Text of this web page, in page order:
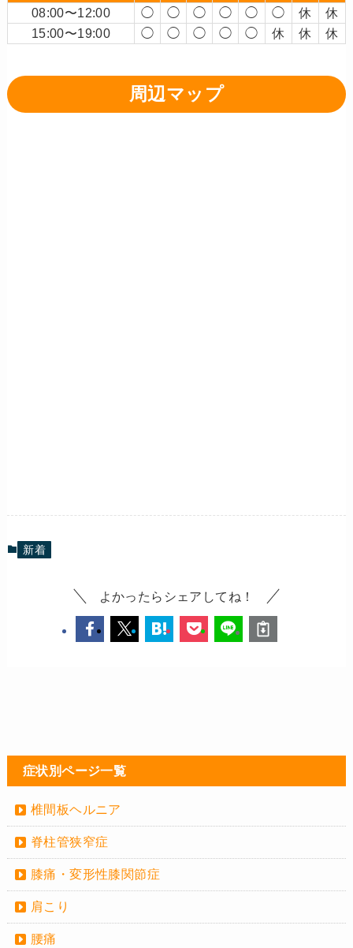
08:00〜12:00
◯ ◯ ◯ ◯ ◯ ◯ 休
休
15:00〜19:00
◯ ◯ ◯ ◯ ◯ 休 休 休
周辺マップ
新着
よかったらシェアしてね！
症状別ページ一覧
椎間板ヘルニア
脊柱管狭窄症
膝痛・変形性膝関節症
肩こり
腰痛